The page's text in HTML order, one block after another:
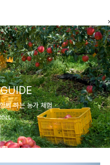
께 하는 농가 체험